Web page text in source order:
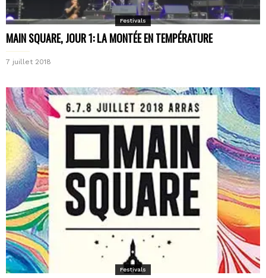
Festivals
MAIN SQUARE, JOUR 1: LA MONTÉE EN TEMPÉRATURE
7 juillet 2018
Festivals